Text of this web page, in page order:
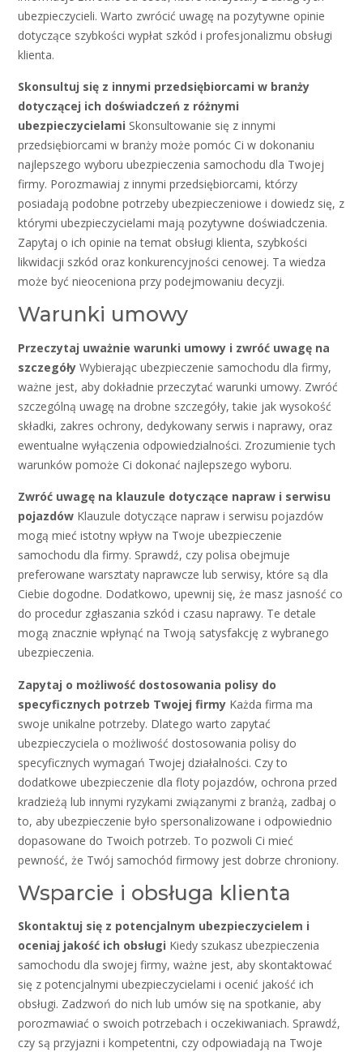
ubezpieczycieli. Warto zwrócić uwagę na pozytywne opinie
dotyczące szybkości wypłat szkód i profesjonalizmu obsługi
klienta.
Skonsultuj się z innymi przedsiębiorcami w branży
dotyczącej ich doświadczeń z różnymi
ubezpieczycielami Skonsultowanie się z innymi
przedsiębiorcami w branży może pomóc Ci w dokonaniu
najlepszego wyboru ubezpieczenia samochodu dla Twojej
firmy. Porozmawiaj z innymi przedsiębiorcami, którzy
posiadają podobne potrzeby ubezpieczeniowe i dowiedz się, z
którymi ubezpieczycielami mają pozytywne doświadczenia.
Zapytaj o ich opinie na temat obsługi klienta, szybkości
likwidacji szkód oraz konkurencyjności cenowej. Ta wiedza
może być nieoceniona przy podejmowaniu decyzji.
Warunki umowy
Przeczytaj uważnie warunki umowy i zwróć uwagę na
szczegóły Wybierając ubezpieczenie samochodu dla firmy,
ważne jest, aby dokładnie przeczytać warunki umowy. Zwróć
szczególną uwagę na drobne szczegóły, takie jak wysokość
składki, zakres ochrony, dedykowany serwis i naprawy, oraz
ewentualne wyłączenia odpowiedzialności. Zrozumienie tych
warunków pomoże Ci dokonać najlepszego wyboru.
Zwróć uwagę na klauzule dotyczące napraw i serwisu
pojazdów Klauzule dotyczące napraw i serwisu pojazdów
mogą mieć istotny wpływ na Twoje ubezpieczenie
samochodu dla firmy. Sprawdź, czy polisa obejmuje
preferowane warsztaty naprawcze lub serwisy, które są dla
Ciebie dogodne. Dodatkowo, upewnij się, że masz jasność co
do procedur zgłaszania szkód i czasu naprawy. Te detale
mogą znacznie wpłynąć na Twoją satysfakcję z wybranego
ubezpieczenia.
Zapytaj o możliwość dostosowania polisy do
specyficznych potrzeb Twojej firmy Każda firma ma
swoje unikalne potrzeby. Dlatego warto zapytać
ubezpieczyciela o możliwość dostosowania polisy do
specyficznych wymagań Twojej działalności. Czy to
dodatkowe ubezpieczenie dla floty pojazdów, ochrona przed
kradzieżą lub innymi ryzykami związanymi z branżą, zadbaj o
to, aby ubezpieczenie było spersonalizowane i odpowiednio
dopasowane do Twoich potrzeb. To pozwoli Ci mieć
pewność, że Twój samochód firmowy jest dobrze chroniony.
Wsparcie i obsługa klienta
Skontaktuj się z potencjalnym ubezpieczycielem i
oceniaj jakość ich obsługi Kiedy szukasz ubezpieczenia
samochodu dla swojej firmy, ważne jest, aby skontaktować
się z potencjalnymi ubezpieczycielami i ocenić jakość ich
obsługi. Zadzwoń do nich lub umów się na spotkanie, aby
porozmawiać o swoich potrzebach i oczekiwaniach. Sprawdź,
czy są przyjazni i kompetentni, czy odpowiadają na Twoje